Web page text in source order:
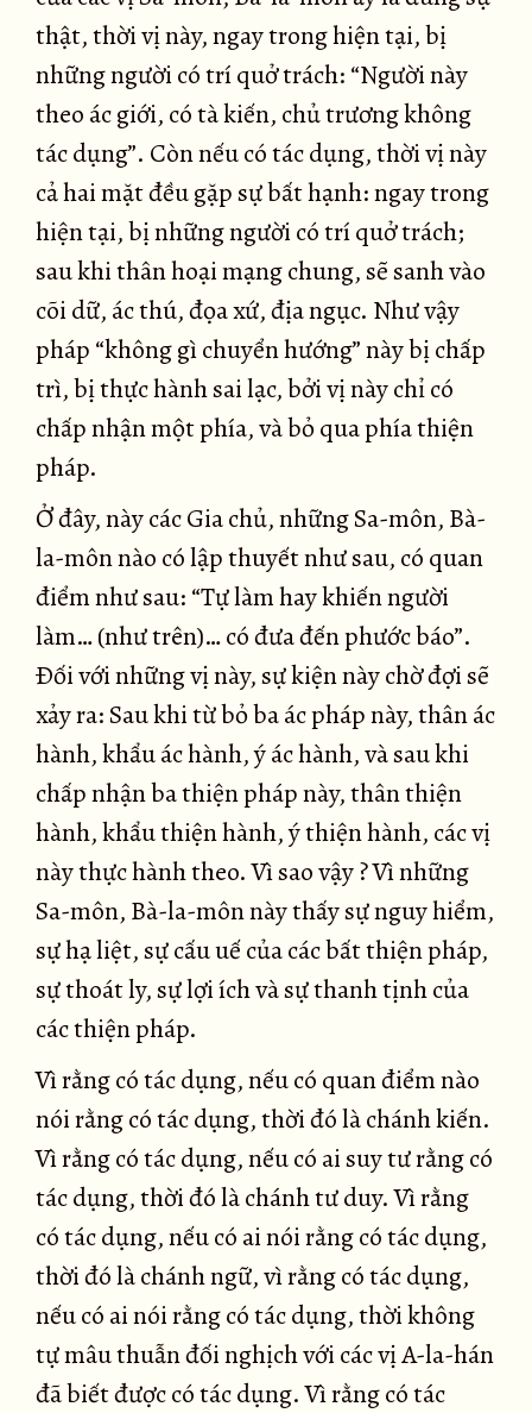
thật, thời vị này, ngay trong hiện tại, bị
những người có trí quở trách: “Người này
theo ác giới, có tà kiến, chủ trương không
tác dụng”. Còn nếu có tác dụng, thời vị này
cả hai mặt đều gặp sự bất hạnh: ngay trong
hiện tại, bị những người có trí quở trách;
sau khi thân hoại mạng chung, sẽ sanh vào
cõi dữ, ác thú, đọa xứ, địa ngục. Như vậy
pháp “không gì chuyển hướng” này bị chấp
trì, bị thực hành sai lạc, bởi vị này chỉ có
chấp nhận một phía, và bỏ qua phía thiện
pháp.
Ở đây, này các Gia chủ, những Sa-môn, Bà-
la-môn nào có lập thuyết như sau, có quan
điểm như sau: “Tự làm hay khiến người
làm… (như trên)… có đưa đến phước báo”.
Ðối với những vị này, sự kiện này chờ đợi sẽ
xảy ra: Sau khi từ bỏ ba ác pháp này, thân ác
hành, khẩu ác hành, ý ác hành, và sau khi
chấp nhận ba thiện pháp này, thân thiện
hành, khẩu thiện hành, ý thiện hành, các vị
này thực hành theo. Vì sao vậy ? Vì những
Sa-môn, Bà-la-môn này thấy sự nguy hiểm,
sự hạ liệt, sự cấu uế của các bất thiện pháp,
sự thoát ly, sự lợi ích và sự thanh tịnh của
các thiện pháp.
Vì rằng có tác dụng, nếu có quan điểm nào
nói rằng có tác dụng, thời đó là chánh kiến.
Vì rằng có tác dụng, nếu có ai suy tư rằng có
tác dụng, thời đó là chánh tư duy. Vì rằng
có tác dụng, nếu có ai nói rằng có tác dụng,
thời đó là chánh ngữ, vì rằng có tác dụng,
nếu có ai nói rằng có tác dụng, thời không
tự mâu thuẫn đối nghịch với các vị A-la-hán
đã biết được có tác dụng. Vì rằng có tác